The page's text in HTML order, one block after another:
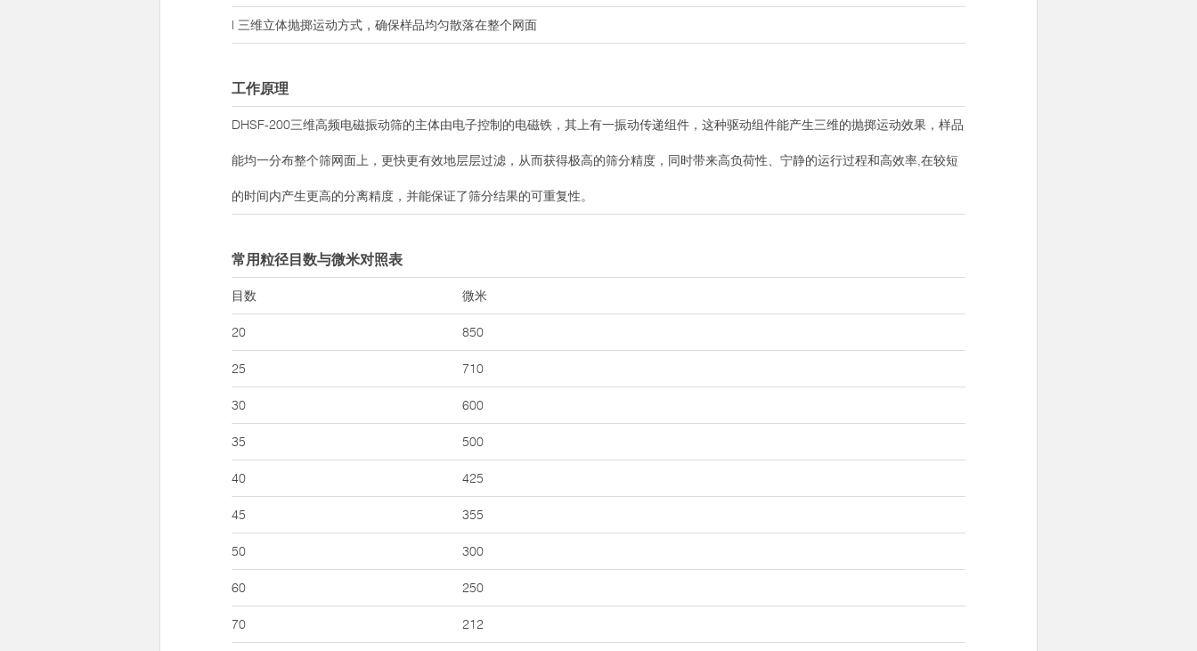
l 三维立体抛掷运动方式，确保样品均匀散落在整个网面
工作原理
DHSF-200三维高频电磁振动筛的主体由电子控制的电磁铁，其上有一振动传递组件，这种驱动组件能产生三维的抛掷运动效果，样品
能均一分布整个筛网面上，更快更有效地层层过滤，从而获得极高的筛分精度，同时带来高负荷性、宁静的运行过程和高效率,在较短
的时间内产生更高的分离精度，并能保证了筛分结果的可重复性。
常用粒径目数与微米对照表
目数 微米
20 850
25 710
30 600
35 500
40 425
45 355
50 300
60 250
70 212